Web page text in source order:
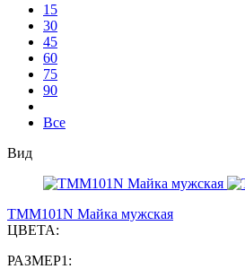
15
30
45
60
75
90
Все
Вид
TMM101N Майка мужская
ЦВЕТА:
РАЗМЕР1: